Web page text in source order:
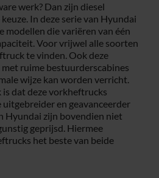
werk? Dan zijn diesel
In deze serie van Hyundai
modellen die variëren van één
Voor vrijwel alle soorten
te vinden. Ook deze
ruime bestuurderscabines
wijze kan worden verricht.
dat deze vorkheftrucks
en geavanceerder
Hyundai zijn bovendien niet
geprijsd. Hiermee
het beste van beide